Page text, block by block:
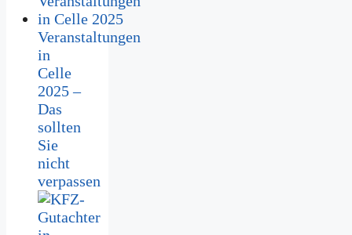
Veranstaltungen
in
Celle
2025 –
Das
sollten
Sie
nicht
verpassen